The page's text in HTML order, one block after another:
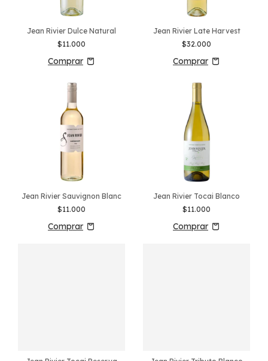
Jean Rivier Dulce Natural
$11.000
Jean Rivier Late Harvest
$32.000
Jean Rivier Sauvignon Blanc
$11.000
Jean Rivier Tocai Blanco
$11.000